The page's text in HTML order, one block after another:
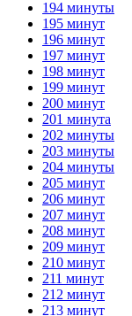
194 минуты
195 минут
196 минут
197 минут
198 минут
199 минут
200 минут
201 минута
202 минуты
203 минуты
204 минуты
205 минут
206 минут
207 минут
208 минут
209 минут
210 минут
211 минут
212 минут
213 минут